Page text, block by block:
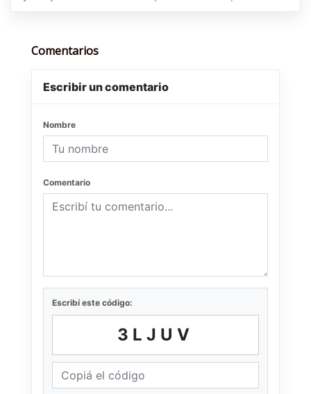
Comentarios
Escribir un comentario
Nombre
Comentario
Escribí este código:
3LJUV